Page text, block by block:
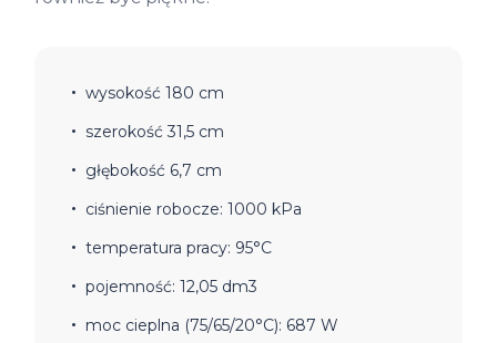
wysokość 180 cm
szerokość 31,5 cm
głębokość 6,7 cm
ciśnienie robocze: 1000 kPa
temperatura pracy: 95°C
pojemność: 12,05 dm3
moc cieplna (75/65/20°C): 687 W